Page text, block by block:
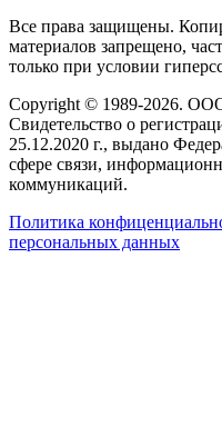
Все права защищены.
материалов запрещено,
только при условии
Copyright © 1989-2026.
Свидетельство о
25.12.2020 г., выдано
сфере связи,
коммуникаций.
Политика
персональных данных